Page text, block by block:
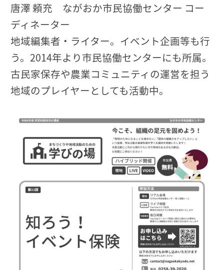
唐澤 頼充 ながおか市民協働センター コー
ディネーター
地域編集者・ライター。イベント企画等も行
う。2014年より市民協働センターにも所属。
古民家保存や農業コミュニティの運営を担う
地域のプレイヤーとしても活動中。